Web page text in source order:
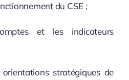
du CSE ;
et les indicateurs
stratégiques de